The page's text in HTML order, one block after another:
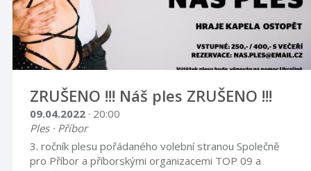
ZRUŠENO !!! Náš ples ZRUŠENO !!!
09.04.2022 · 20:00
Ples · Příbor
3. ročník plesu pořádaného volební stranou Společně
pro Příbor a příborskými organizacemi TOP 09 a